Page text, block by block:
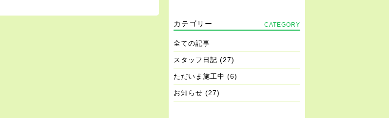
カテゴリー CATEGORY
全ての記事
スタッフ日記 (27)
ただいま施工中 (6)
お知らせ (27)